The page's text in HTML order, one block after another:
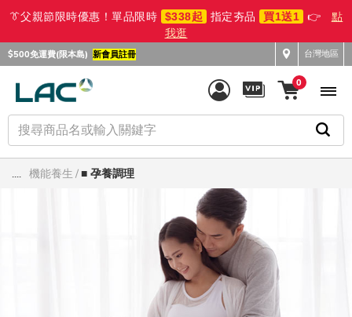
👔父親節限時優惠！單品限時 $338起 指定夯品 買1送1 👉
點
我逛
$500免運費(限本島) 新會員註冊 台灣地區
0
.... 機能養生 ■ 孕養調理